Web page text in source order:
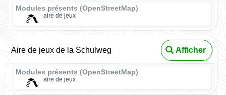
Modules présents (OpenStreetMap)
aire de jeux
Aire de jeux de la Schulweg Afficher
Modules présents (OpenStreetMap)
aire de jeux